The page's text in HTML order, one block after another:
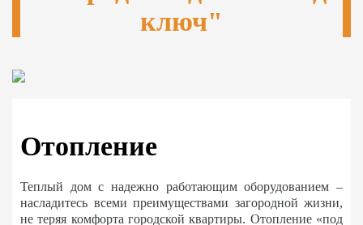
ключ"
Отопление
Теплый дом с надежно работающим оборудованием –
насладитесь всеми преимуществами загородной жизни,
не теряя комфорта городской квартиры. Отопление «под